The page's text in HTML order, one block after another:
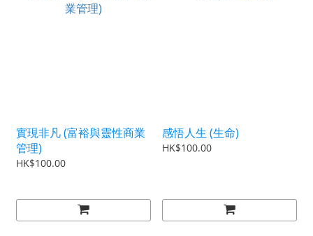
實現非凡 (富裕與靈性商業
管理)
HK$100.00
感悟人生 (生命)
HK$100.00